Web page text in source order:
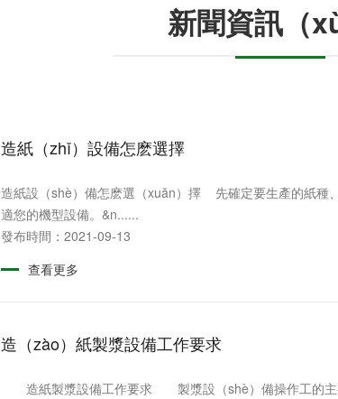
新聞資訊（
造紙（zhǐ）設備怎麽選擇
造紙設（shè）備怎麽選（xuǎn）擇 先確定要生產的紙種
適您的機型設備。&n......
發布時間：2021-09-13
查看更多
造（zào）紙製漿設備工作要求
造紙製漿設備工作要求 製漿設（shè）備操作工的主要